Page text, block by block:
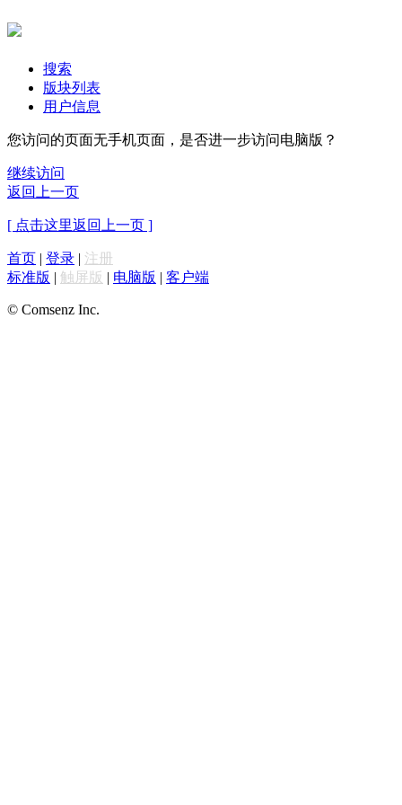
搜索
版块列表
用户信息
您访问的页面无手机页面，是否进一步访问电脑版？
继续访问
返回上一页
[ 点击这里返回上一页 ]
首页 | 登录 | 注册
标准版 | 触屏版 | 电脑版 | 客户端
© Comsenz Inc.